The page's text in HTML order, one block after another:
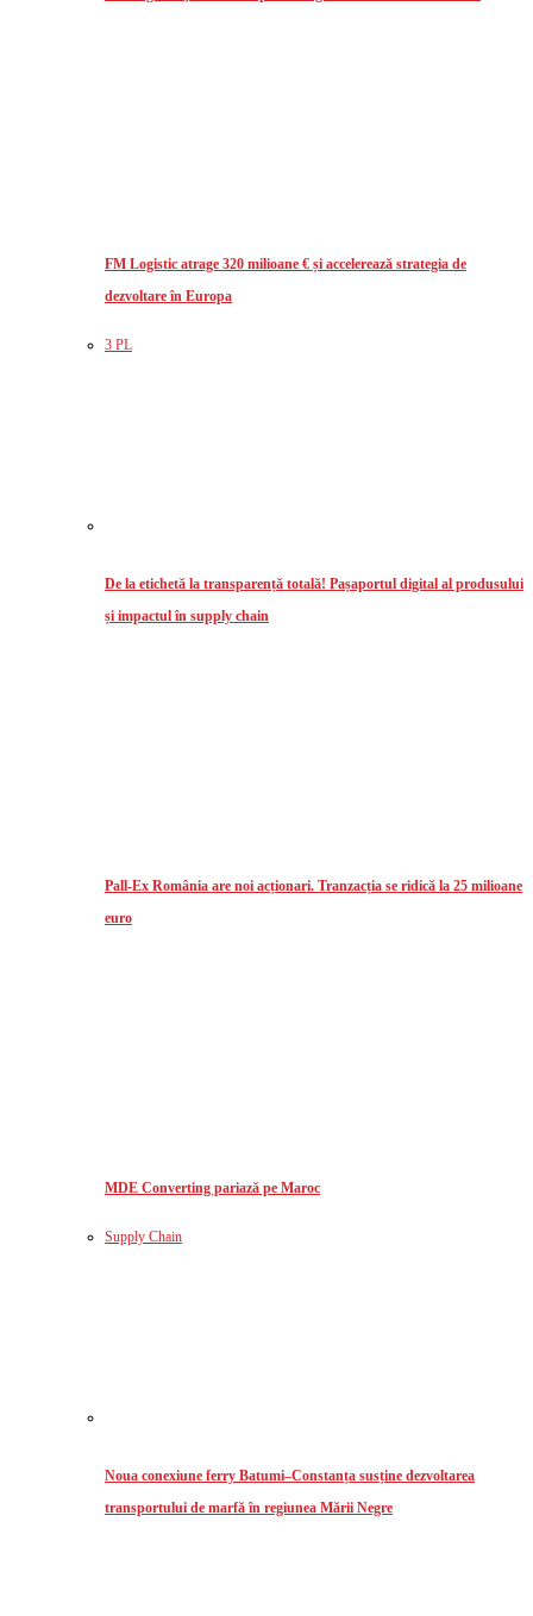
FM Logistic atrage 320 milioane € și accelerează strategia de
dezvoltare în Europa
3 PL
De la etichetă la transparență totală! Pașaportul digital al produsului
și impactul în supply chain
Pall-Ex România are noi acționari. Tranzacția se ridică la 25 milioane
euro
MDE Converting pariază pe Maroc
Supply Chain
Noua conexiune ferry Batumi–Constanța susține dezvoltarea
transportului de marfă în regiunea Mării Negre